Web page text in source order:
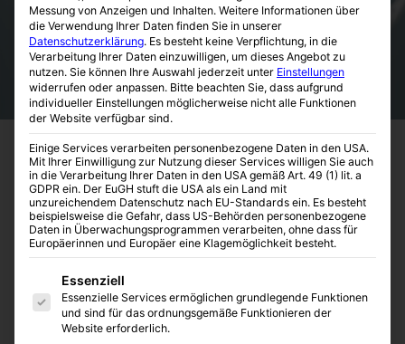
Messung von Anzeigen und Inhalten. Weitere Informationen über
die Verwendung Ihrer Daten finden Sie in unserer
Datenschutzerklärung. Es besteht keine Verpflichtung, in die
Verarbeitung Ihrer Daten einzuwilligen, um dieses Angebot zu
nutzen. Sie können Ihre Auswahl jederzeit unter Einstellungen
widerrufen oder anpassen. Bitte beachten Sie, dass aufgrund
individueller Einstellungen möglicherweise nicht alle Funktionen
der Website verfügbar sind.
Einige Services verarbeiten personenbezogene Daten in den USA.
Mit Ihrer Einwilligung zur Nutzung dieser Services willigen Sie auch
in die Verarbeitung Ihrer Daten in den USA gemäß Art. 49 (1) lit. a
GDPR ein. Der EuGH stuft die USA als ein Land mit
unzureichendem Datenschutz nach EU-Standards ein. Es besteht
beispielsweise die Gefahr, dass US-Behörden personenbezogene
Daten in Überwachungsprogrammen verarbeiten, ohne dass für
Europäerinnen und Europäer eine Klagemöglichkeit besteht.
Es folgt eine Liste der Service-Gruppen, für die eine
Essenziell
Essenzielle Services ermöglichen grundlegende Funktionen
und sind für das ordnungsgemäße Funktionieren der
Website erforderlich.